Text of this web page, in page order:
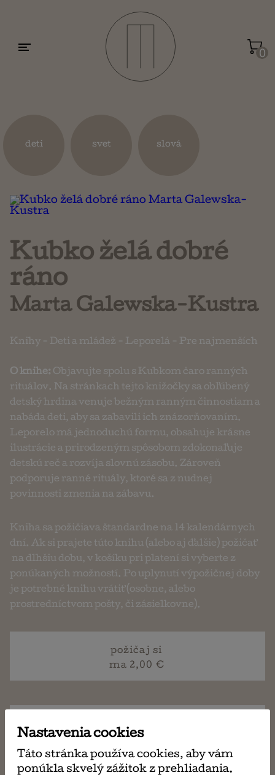
0
Náboženstvo a ezoterika
deti svet slová
Kubko želá dobré
ráno
Marta Galewska-Kustra
Knihy - Deti a mládež - Leporelá - Pre najmenších
O knihe: Objavujte spolu s Kubkom čaro ranných
rituálov. Na stránkach tejto knižočky sa obľúbený
detský hrdina venuje bežným ranným činnostiam a
nabáda deti, aby sa zabavili ich znázorňovaním.
Leporelo má jednoduchú formu, obsahuje krásne
ilustrácie a prirodzeným spôsobom zdokonaľuje
detskú reč a rozvíja slovnú zásobu. Zároveň
podporuje ranné rituály, ktoré sa z nudnej
povinnosti zmenia na zábavu.
Kniha sa požičiava štandardne na 14 kalendárnych
dní. Ak si prajete túto knihu (alebo aj ďalšie) požičať
na dlhšiu dobu, v košíku pri platení si vyberte z
ponúkaných možností. Po uplynutí výpožičnej doby
je potrebné knihu vrátiť (osobne, alebo
prostredníctvom pošty, či zásielkovne).
požičaj si
ma 2,00 €
napísať
email
Nastavenia cookies
Táto stránka používa cookies, aby vám
ponúkla skvelý zážitok z prehliadania.